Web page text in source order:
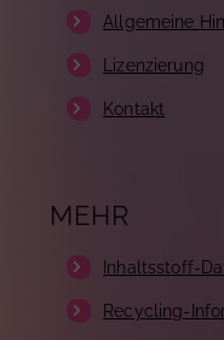
Allgemeine
Lizenzierung
Kontakt
MEHR
Inhaltsstoff-
Recycling-